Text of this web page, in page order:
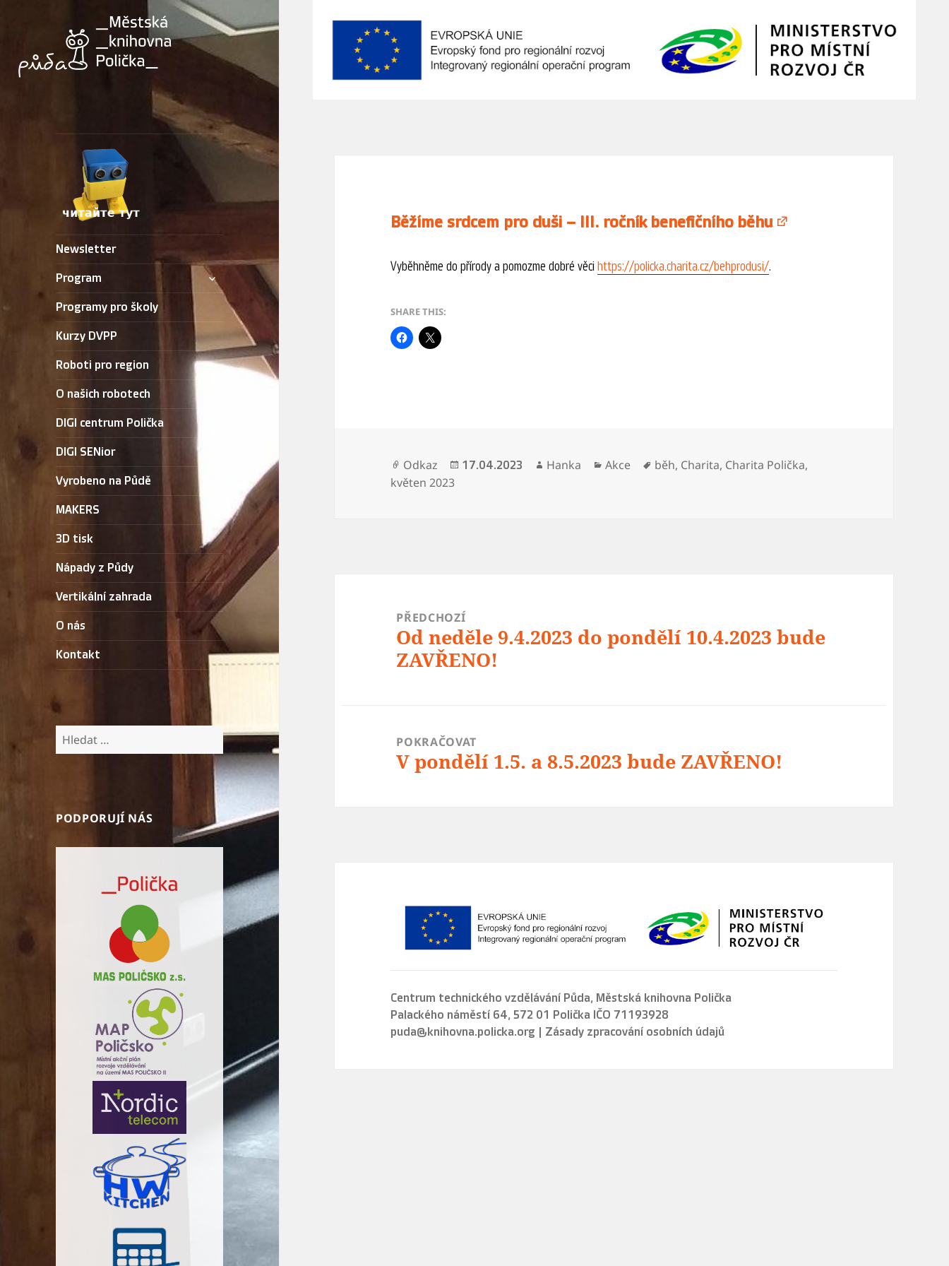
Newsletter
Program
zobrazit
podřazené
položky
Programy pro školy
Kurzy DVPP
Roboti pro region
O našich robotech
DIGI centrum Polička
DIGI SENior
Vyrobeno na Půdě
MAKERS
3D tisk
Nápady z Půdy
Vertikální zahrada
O nás
Kontakt
Vyhledávání
PODPORUJÍ NÁS
Běžíme srdcem pro duši – III. ročník benefičního běhu
Vyběhněme do přírody a pomozme dobré věcihttps://policka.charita.cz/behprodusi/.
SHARE THIS:
Formát:
Odkaz Publikováno:
17.04.2023 Autor:
Hanka Rubriky:
Akce Štítky:
běh, Charita, Charita Polička,
květen 2023
PŘEDCHOZÍ
Předchozí
příspěvek:
Od neděle 9.4.2023 do pondělí 10.4.2023 bude
ZAVŘENO!
POKRAČOVAT
Následující
V pondělí 1.5. a 8.5.2023 bude ZAVŘENO!
Centrum technického vzdělávání Půda, Městská knihovna Polička
Palackého náměstí 64, 572 01 Polička IČO 71193928
puda@knihovna.policka.org
Zásady zpracování osobních údajů